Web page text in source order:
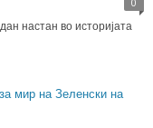
настан во историјата